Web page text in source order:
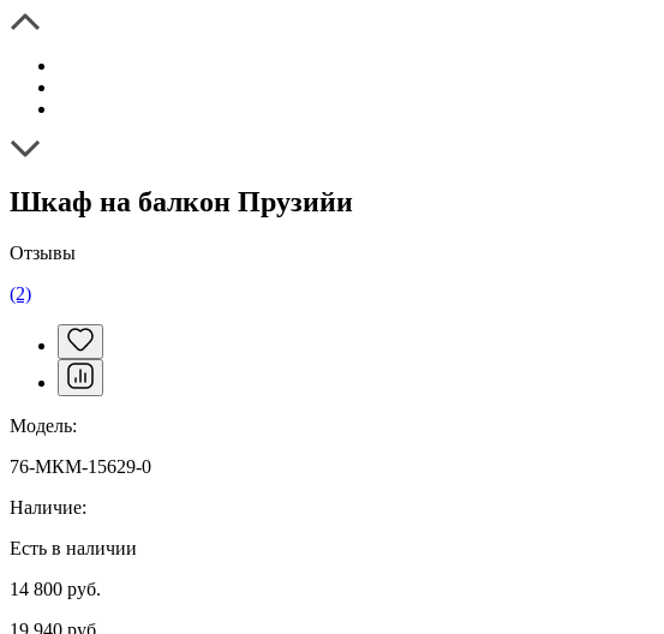
Шкаф на балкон Прузийи
Отзывы
(2)
Модель:
76-МКМ-15629-0
Наличие:
Есть в наличии
14 800 руб.
19 940 руб.